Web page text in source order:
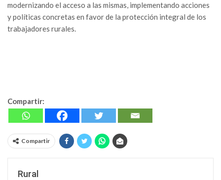
modernizando el acceso a las mismas, implementando acciones
y políticas concretas en favor de la protección integral de los
trabajadores rurales.
Compartir:
Compartir
Rural